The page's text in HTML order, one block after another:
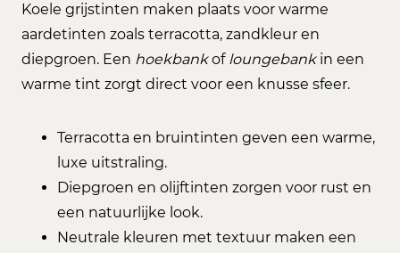
Koele grijstinten maken plaats voor warme
aardetinten zoals terracotta, zandkleur en
diepgroen. Een hoekbankof loungebankin een
warme tint zorgt direct voor een knusse sfeer.
Terracotta en bruintinten geven een warme,
luxe uitstraling.
Diepgroen en olijftinten zorgen voor rust en
een natuurlijke look.
Neutrale kleuren met textuur maken een